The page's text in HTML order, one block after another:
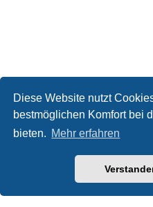
Diese Website nutzt
bestmöglichen Komfort bei
bieten. Mehr erfahren